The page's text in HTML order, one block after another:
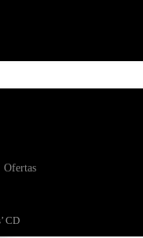
Ofertas
CD